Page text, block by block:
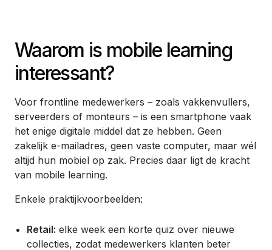
Waarom is mobile learning
interessant?
Voor frontline medewerkers – zoals vakkenvullers,
serveerders of monteurs – is een smartphone vaak
het enige digitale middel dat ze hebben. Geen
zakelijk e-mailadres, geen vaste computer, maar wél
altijd hun mobiel op zak. Precies daar ligt de kracht
van mobile learning.
Enkele praktijkvoorbeelden:
Retail: elke week een korte quiz over nieuwe
collecties, zodat medewerkers klanten beter